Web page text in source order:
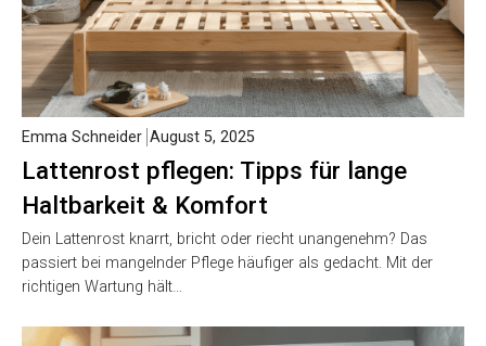
Lattenrost pflegen: Tipps für lange
Haltbarkeit & Komfort
Emma Schneider August 5, 2025
Dein Lattenrost knarrt, bricht oder riecht unangenehm? Das
passiert bei mangelnder Pflege häufiger als gedacht. Mit der
richtigen Wartung hält…